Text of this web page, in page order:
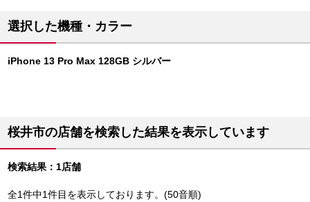
選択した機種・カラー
iPhone 13 Pro Max 128GB シルバー
桜井市の店舗を検索した結果を表示しています
検索結果：1店舗
全1件中1件目を表示しております。(50音順)